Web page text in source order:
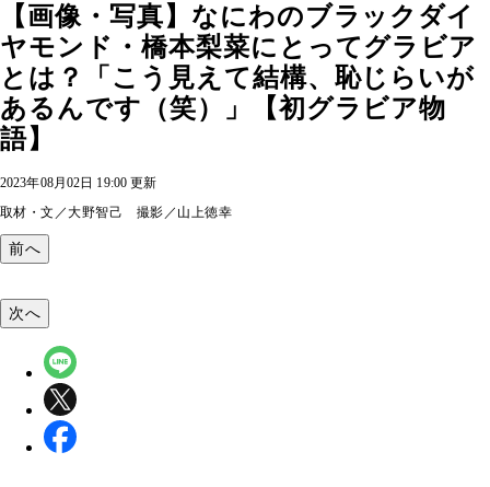
【画像・写真】なにわのブラックダイ
ヤモンド・橋本梨菜にとってグラビア
とは？「こう見えて結構、恥じらいが
あるんです（笑）」【初グラビア物
語】
2023年08月02日 19:00 更新
取材・文／大野智己 撮影／山上徳幸
前へ
次へ